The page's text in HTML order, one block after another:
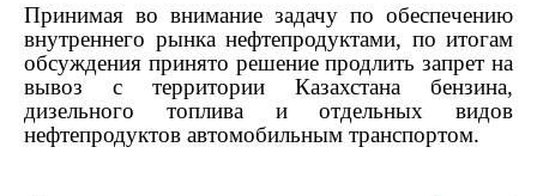
Принимая во внимание задачу по обеспечению
внутреннего рынка нефтепродуктами, по итогам
обсуждения принято решение продлить запрет на
вывоз с территории Казахстана бензина,
дизельного топлива и отдельных видов
нефтепродуктов автомобильным транспортом.